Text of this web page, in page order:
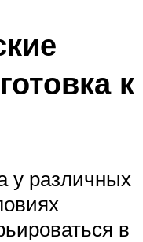
к
у различных
в